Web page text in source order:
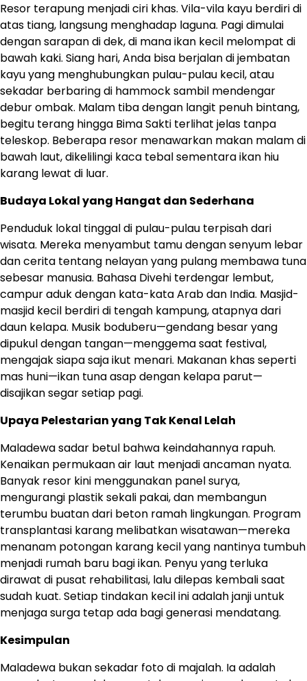
Resor terapung menjadi ciri khas. Vila-vila kayu berdiri di
atas tiang, langsung menghadap laguna. Pagi dimulai
dengan sarapan di dek, di mana ikan kecil melompat di
bawah kaki. Siang hari, Anda bisa berjalan di jembatan
kayu yang menghubungkan pulau-pulau kecil, atau
sekadar berbaring di hammock sambil mendengar
debur ombak. Malam tiba dengan langit penuh bintang,
begitu terang hingga Bima Sakti terlihat jelas tanpa
teleskop. Beberapa resor menawarkan makan malam di
bawah laut, dikelilingi kaca tebal sementara ikan hiu
karang lewat di luar.
Budaya Lokal yang Hangat dan Sederhana
Penduduk lokal tinggal di pulau-pulau terpisah dari
wisata. Mereka menyambut tamu dengan senyum lebar
dan cerita tentang nelayan yang pulang membawa tuna
sebesar manusia. Bahasa Divehi terdengar lembut,
campur aduk dengan kata-kata Arab dan India. Masjid-
masjid kecil berdiri di tengah kampung, atapnya dari
daun kelapa. Musik boduberu—gendang besar yang
dipukul dengan tangan—menggema saat festival,
mengajak siapa saja ikut menari. Makanan khas seperti
mas huni—ikan tuna asap dengan kelapa parut—
disajikan segar setiap pagi.
Upaya Pelestarian yang Tak Kenal Lelah
Maladewa sadar betul bahwa keindahannya rapuh.
Kenaikan permukaan air laut menjadi ancaman nyata.
Banyak resor kini menggunakan panel surya,
mengurangi plastik sekali pakai, dan membangun
terumbu buatan dari beton ramah lingkungan. Program
transplantasi karang melibatkan wisatawan—mereka
menanam potongan karang kecil yang nantinya tumbuh
menjadi rumah baru bagi ikan. Penyu yang terluka
dirawat di pusat rehabilitasi, lalu dilepas kembali saat
sudah kuat. Setiap tindakan kecil ini adalah janji untuk
menjaga surga tetap ada bagi generasi mendatang.
Kesimpulan
Maladewa bukan sekadar foto di majalah. Ia adalah